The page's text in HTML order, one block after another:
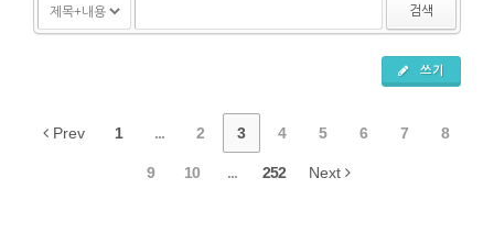
검색
쓰기
Prev 1 ... 2 3 4 5 6 7 8
9 10 ... 252 Next